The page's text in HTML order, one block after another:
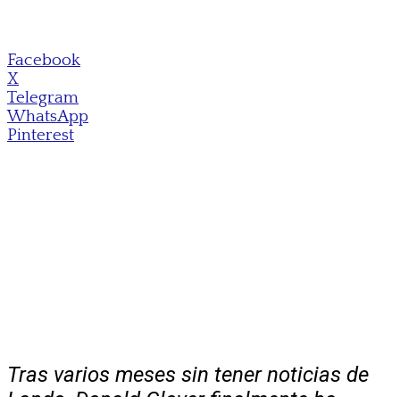
Facebook
X
Telegram
WhatsApp
Pinterest
Tras varios meses sin tener noticias de